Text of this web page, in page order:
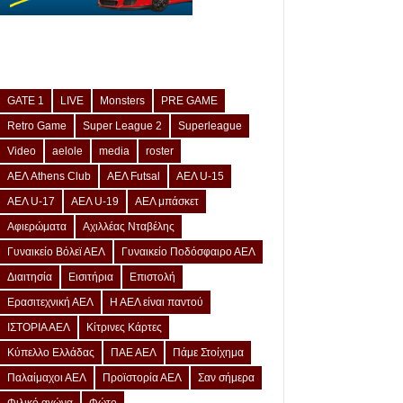
GATE 1 LIVE Monsters
PRE GAME
Retro Game
Super League 2
Superleague
Video
aelole media
roster
ΑΕΛ Athens Club
ΑΕΛ Futsal
ΑΕΛ U-15
ΑΕΛ U-17
ΑΕΛ U-19
ΑΕΛ μπάσκετ
Αφιερώματα
Αχιλλέας Νταβέλης
Γυναικείο Βόλεϊ ΑΕΛ
Γυναικείο Ποδόσφαιρο ΑΕΛ
Διαιτησία
Εισιτήρια
Επιστολή
Ερασιτεχνική ΑΕΛ
Η ΑΕΛ είναι παντού
ΙΣΤΟΡΙΑ ΑΕΛ
Κίτρινες Κάρτες
Κύπελλο Ελλάδας
ΠΑΕ ΑΕΛ
Πάμε Στοίχημα
Παλαίμαχοι ΑΕΛ
Προϊστορία ΑΕΛ
Σαν σήμερα